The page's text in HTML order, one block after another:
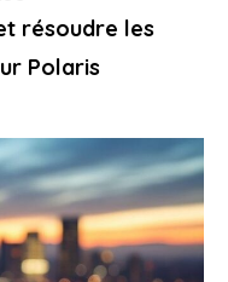
résoudre les
Polaris